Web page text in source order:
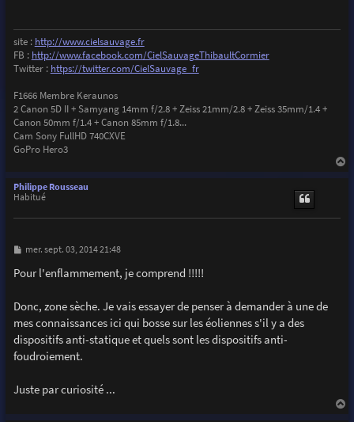
site : http://www.cielsauvage.fr
FB : http://www.facebook.com/CielSauvageThibaultCormier
Twitter : https://twitter.com/CielSauvage_fr
F1666 Membre Keraunos
2 Canon 5D II + Samyang 14mm f/2.8 + Zeiss 21mm/2.8 + Zeiss 35mm/1.4 +
Canon 50mm f/1.4 + Canon 85mm f/1.8...
Cam Sony FullHD 740CXVE
GoPro Hero3
Philippe Rousseau
Habitué
M
s
s
e
mer. sept. 03, 2014 21:48
Pour l'enflammement, je comprend !!!!!
Donc, zone sèche. Je vais essayer de penser à demander à une de
mes connaissances ici qui bosse sur les éoliennes s'il y a des
dispositifs anti-statique et quels sont les dispositifs anti-
foudroiement.
Juste par curiosité ...